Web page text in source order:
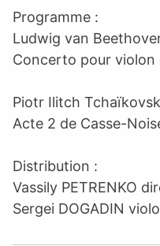
Programme :
Ludwig van
Concerto pour violon
Piotr Ilitch
Acte 2 de Casse-
Distribution :
Vassily PETRENKO
Sergei DOGADIN